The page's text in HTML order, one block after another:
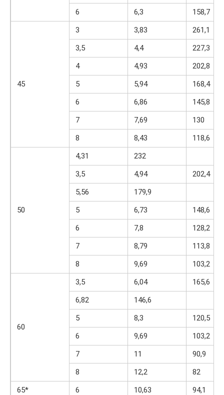
6 6,3 158,7
45
3 3,83
261,1
3,5
4,4
227,3
4
4,93
202,8
5
5,94
168,4
6
6,86
145,8
7
7,69
130
8
8,43 118,6
50
4,31
232
3,5
4,94
202,4
5,56
179,9
5
6,73
148,6
6
7,8
128,2
7
8,79
113,8
8
9,69 103,2
60
3,5 6,04
165,6
6,82
146,6
5
8,3
120,5
6
9,69
103,2
7
11
90,9
8
12,2
82
65*
6 10,63 94,1